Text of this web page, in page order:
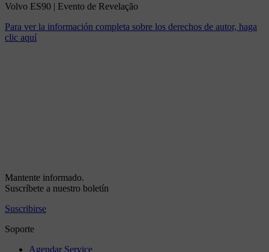
Volvo ES90 | Evento de Revelação
Para ver la información completa sobre los derechos de autor, haga
clic aquí